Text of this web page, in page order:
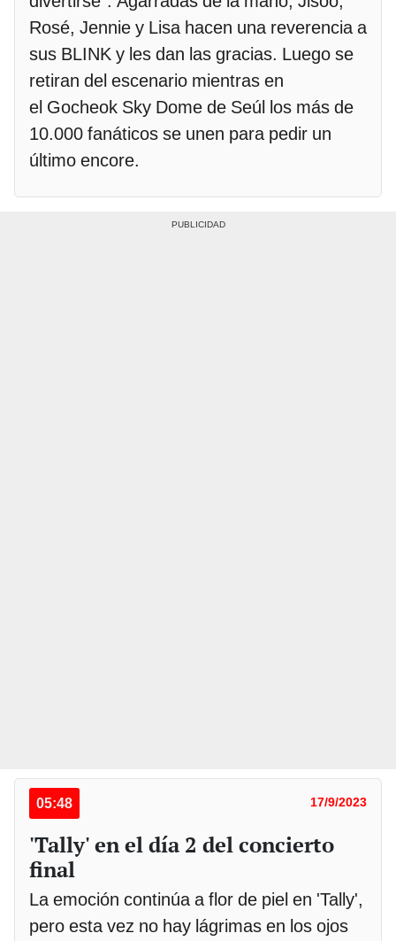
Rosé, Jennie y Lisa hacen una reverencia a
sus BLINK y les dan las gracias. Luego se
retiran del escenario mientras en
el Gocheok Sky Dome de Seúl los más de
10.000 fanáticos se unen para pedir un
último encore.
05:48 17/9/2023
'Tally' en el día 2 del concierto
final
La emoción continúa a flor de piel en 'Tally',
pero esta vez no hay lágrimas en los ojos